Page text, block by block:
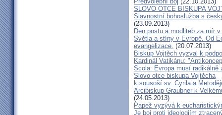
SLOVO OTCE BISKUPA
Slavnostní bohoslužba s
(23.09.2013)
Den postu a modliteb za mír
Světla a stíny v Evropě. Od
evangelizace. (20.07.2013)
Biskup Vojtěch vyzval k
Kardinál Vatikánu:
Scola: Evropa musí
Slovo otce biskupa Vojtěcha
k sousoší sv. Cyrila a
Arcibiskup Graubner k
(24.05.2013)
Papež vyzývá k
Je boj proti ideologiím